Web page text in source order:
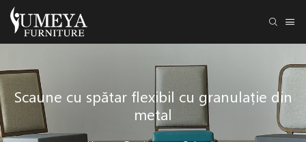
Scaune cu spătar flexibil cu granulație din
metal